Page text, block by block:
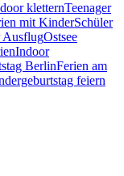
kletternTeenager
mit KinderSchüler
AusflugOstsee
Indoor
BerlinFerien am
feiern